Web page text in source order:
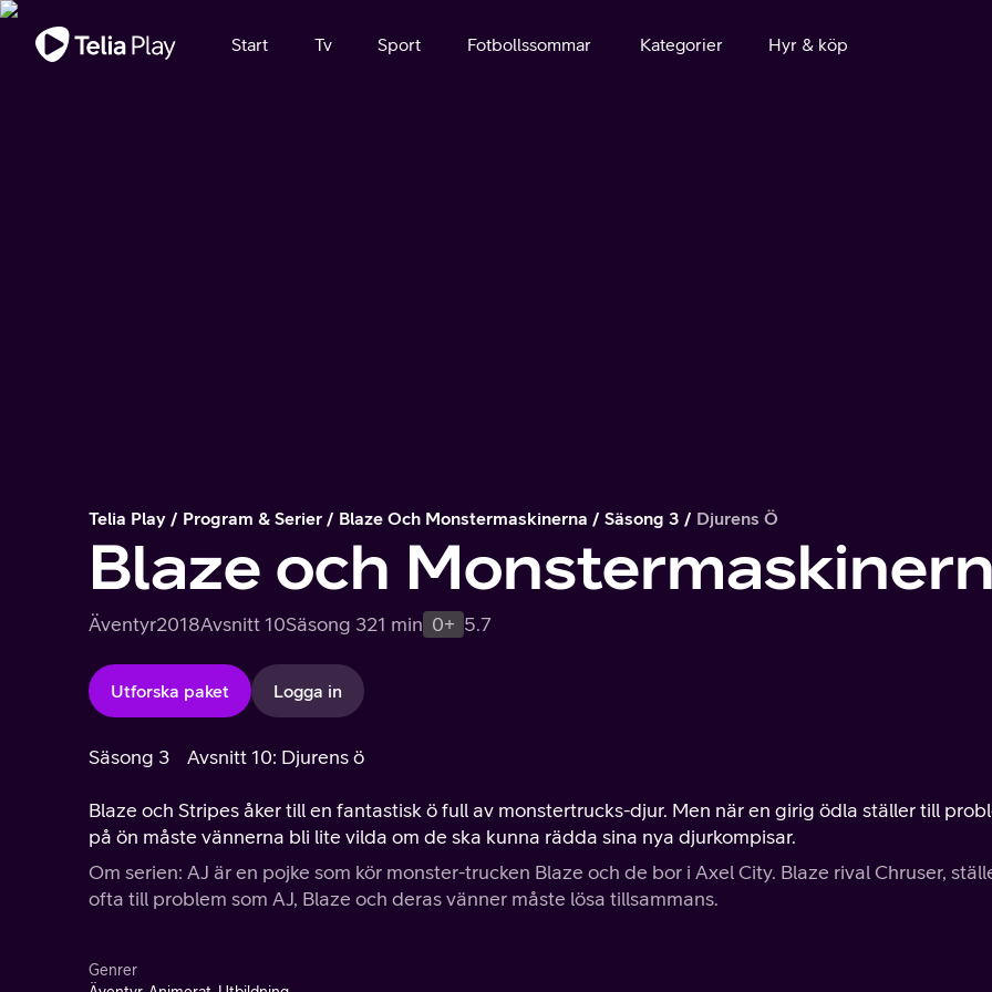
Viktigt meddelande
Start Tv Sport Fotbollssommar Kategorier Hyr & köp
Telia Play Program & Serier Blaze Och Monstermaskinerna Säsong 3 Djurens Ö
Blaze och
Äventyr2018Avsnitt 10Säsong 321 min 0+ 5.7
Utforska paket Logga in
Säsong 3 Avsnitt 10: Djurens ö
Blaze och Stripes åker till en fantastisk ö full av monstertrucks-djur. Men när en girig ödla ställer till
på ön måste vännerna bli lite vilda om de ska kunna rädda sina nya djurkompisar.
Om serien: AJ är en pojke som kör monster-trucken Blaze och de bor i Axel City. Blaze rival Chruser,
ofta till problem som AJ, Blaze och deras vänner måste lösa tillsammans.
Genrer